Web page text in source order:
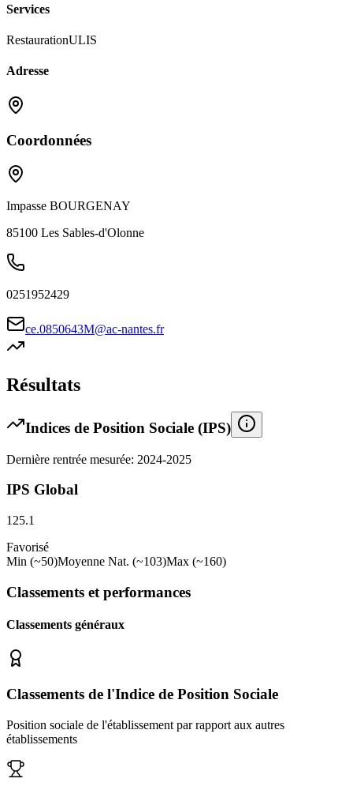
Services
RestaurationULIS
Adresse
Coordonnées
Impasse BOURGENAY
85100 Les Sables-d'Olonne
0251952429
ce.0850643M@ac-nantes.fr
Résultats
Indices de Position Sociale (IPS)
Dernière rentrée mesurée: 2024-2025
IPS Global
125.1
Favorisé
Min (~50)Moyenne Nat. (~103)Max (~160)
Classements et performances
Classements généraux
Classements de l'Indice de Position Sociale
Position sociale de l'établissement par rapport aux autres
établissements